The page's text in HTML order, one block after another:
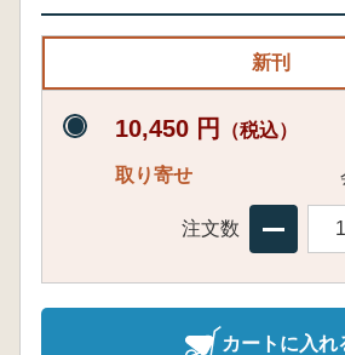
新刊
10,450 円 （税込）
取り寄せ
注文数
カートに入れ